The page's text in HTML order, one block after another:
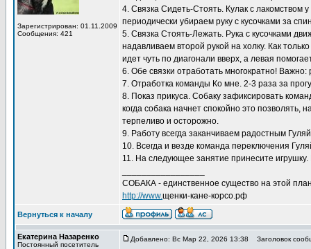
Зарегистрирован: 01.11.2009
Сообщения: 421
4. Связка Сидеть-Стоять. Кулак с
периодически убираем руку с кусочками за
5. Связка Стоять-Лежать. Рука с кусочками
надавливаем второй рукой на холку. Как
идет чуть по диагонали вверх, а левая
6. Обе связки отработать многократно! Важно:
7. Отработка команды Ко мне. 2-3 раза за
8. Показ прикуса. Собаку зафиксировать
когда собака начнет спокойно это
терпеливо и осторожно.
9. Работу всегда заканчиваем радостным
10. Всегда и везде команда переключения
11. На следующее занятие принесите
СОБАКА - единственное существо на этой
http://www.щенки-кане-корсо.рф
Вернуться к началу
Екатерина Назаренко
Постоянный посетитель
Добавлено: Вс Мар 22, 2026 13:38 Заголовок